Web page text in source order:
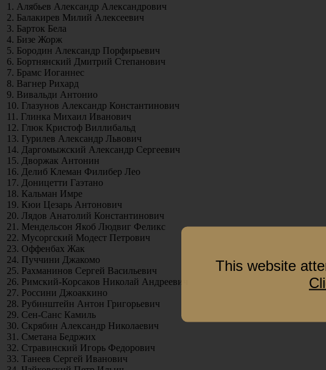
1. Алябьев Александр Александрович
2. Балакирев Милий Алексеевич
3. Барток Бела
4. Бизе Жорж
5. Бородин Александр Порфирьевич
6. Бортнянский Дмитрий Степанович
7. Брамс Иоганнес
8. Вагнер Рихард
9. Вивальди Антонио
10. Глазунов Александр Константинович
11. Глинка Михаил Иванович
12. Глюк Кристоф Виллибальд
13. Гурилев Александр Львович
14. Даргомыжский Александр Сергеевич
15. Дворжак Антонин
16. Делиб Клеман Филибер Лео
17. Доницетти Гаэтано
18. Кальман Имре
19. Кюи Цезарь Антонович
20. Лядов Анатолий Константинович
21. Мендельсон Якоб Людвиг Феликс
22. Мусоргский Модест Петрович
23. Оффенбах Жак
24. Пуччини Джакомо
25. Рахманинов Сергей Васильевич
26. Римский-Корсаков Николай Андреевич
27. Россини Джоаккино
28. Рубинштейн Антон Григорьевич
29. Сен-Санс Камиль
30. Скрябин Александр Николаевич
31. Сметана Бедржих
32. Стравинский Игорь Федорович
33. Танеев Сергей Иванович
This website